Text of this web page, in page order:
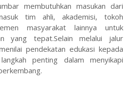
membutuhkan masukan dari
tim ahli, akademisi, tokoh
masyarakat lainnya untuk
yang tepat.Selain melalui jalur
pendekatan edukasi kepada
penting dalam menyikapi